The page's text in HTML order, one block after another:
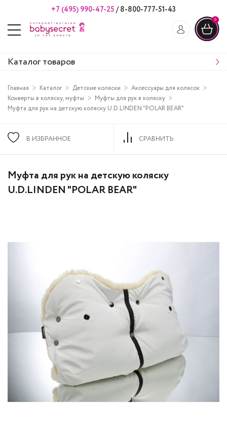
+7 (495) 990-47-25 /8-800-777-51-43
0
Каталог товаров
Главная Каталог Детские коляски
Аксессуары для колясок
Конверты в коляску, муфты
Муфты для рук в коляску
Муфта для рук на детскую коляску U.D.LINDEN "POLAR BEAR"
В ИЗБРАННОЕ СРАВНИТЬ
Муфта для рук на детскую коляску
U.D.LINDEN "POLAR BEAR"